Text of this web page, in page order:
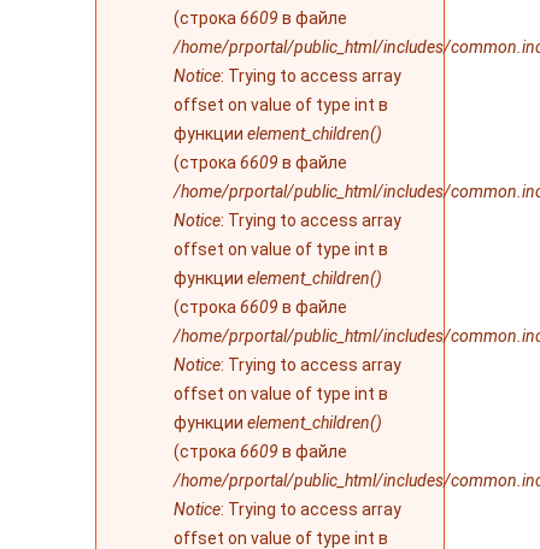
(строка 6609 в файле
/home/prportal/public_html/includes/
Notice: Trying to access array
offset on value of type int в
функции element_children()
(строка 6609 в файле
/home/prportal/public_html/includes/
Notice: Trying to access array
offset on value of type int в
функции element_children()
(строка 6609 в файле
/home/prportal/public_html/includes/
Notice: Trying to access array
offset on value of type int в
функции element_children()
(строка 6609 в файле
/home/prportal/public_html/includes/
Notice: Trying to access array
offset on value of type int в